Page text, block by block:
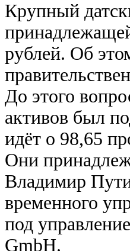
Крупный
рублей. Об
До этого
активов был
идёт о 98,65
Они
Владимир
временного
под
GmbH.